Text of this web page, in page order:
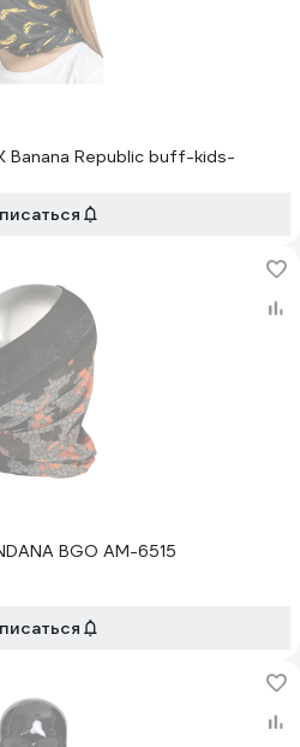
Banana Republic buff-kids-
BGO AM-6515